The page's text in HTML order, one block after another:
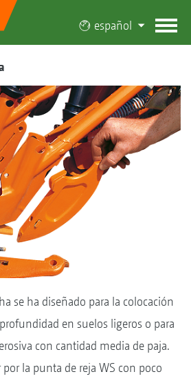
español
se ha diseñado para la colocación
en suelos ligeros o para
con cantidad media de paja.
la punta de reja WS con poco